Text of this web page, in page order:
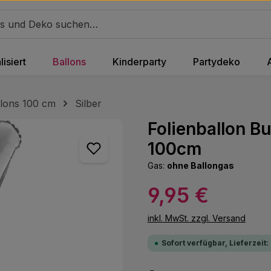
Ballons Kinderparty Partydeko
100 cm
Silber
Folienballon
100cm
Gas: ohne Ballongas
Regulärer Preis:
9,95 €
inkl. MwSt. zzgl. Versand
Sofort verfügbar, Lieferzeit: